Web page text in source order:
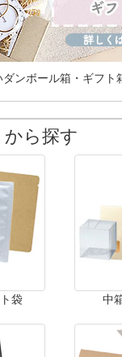
ダンボール箱・ギフト
ら探す
袋 中